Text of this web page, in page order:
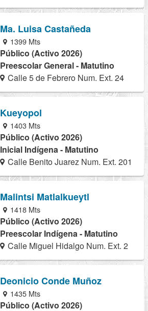
Ma. Luisa Castañeda
1399 Mts
Público (Activo 2026)
Preescolar General - Matutino
Calle 5 de Febrero Num. Ext. 24
Kueyopol
1403 Mts
Público (Activo 2026)
Inicial Indígena - Matutino
Calle Benito Juarez Num. Ext. 201
Malintsi Matlalkueytl
1418 Mts
Público (Activo 2026)
Preescolar Indígena - Matutino
Calle Miguel Hidalgo Num. Ext. 2
Deonicio Conde Muñoz
1435 Mts
Público (Activo 2026)